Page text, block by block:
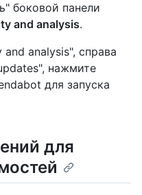
боковой панели
and analysis.
analysis", справа
нажмите
для запуска
для